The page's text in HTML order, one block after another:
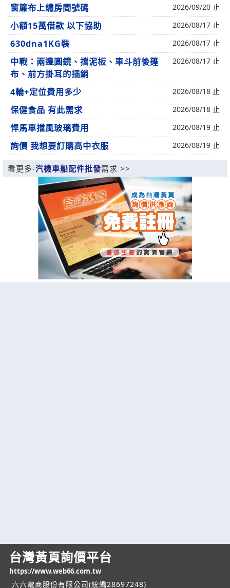
窗簾布上繡房間號碼 2026/09/20 止
小額15萬借款 以下協助 2026/08/17 止
630dna1KG裝 2026/08/17 止
中戰：兩邊圓鏡、擋泥板、車斗前後篷
布、前方掛耳的插銷
2026/08/17 止
4輪+定位費用多少 2026/08/18 止
保健食品 有此需求 2026/08/18 止
悍馬車擋風玻璃費用 2026/08/19 止
詢價 我想要訂購高中衣服 2026/08/19 止
看更多-汽機車船配件批發需求 >>
台灣黃頁詢價平台
https://www.web66.com.tw
六六電商股份有限公司(統編28697248)